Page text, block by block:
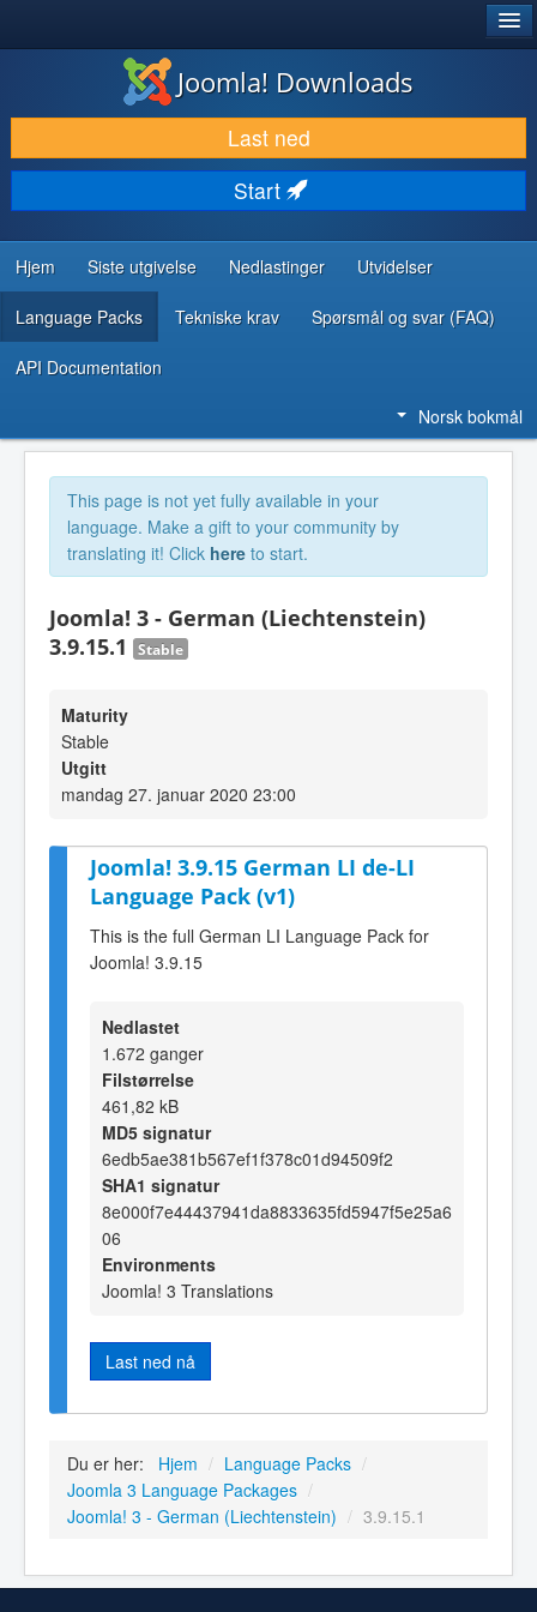
LAST NED & UTVID
OPPDAG & LÆR
SAMFUNN & BRUKERSTØTTE
UTVIKLINGSRESSURSER
Joomla! Downloads
Last ned
Start
Hjem Siste utgivelse Nedlastinger Utvidelser
Language Packs Tekniske krav Spørsmål og svar (FAQ)
API Documentation
Norsk bokmål
This page is not yet fully available in your
language. Make a gift to your community by
translating it! Click here to start.
Joomla! 3 - German (Liechtenstein)
3.9.15.1
Stable
Maturity
Stable
Utgitt
mandag 27. januar 2020 23:00
Joomla! 3.9.15 German LI de-LI
Language Pack (v1)
This is the full German LI Language Pack for
Joomla! 3.9.15
Nedlastet
1.672 ganger
Filstørrelse
461,82 kB
MD5 signatur
6edb5ae381b567ef1f378c01d94509f2
SHA1 signatur
8e000f7e44437941da8833635fd5947f5e25a6
06
Environments
Joomla! 3 Translations
Last ned nå
Du er her: Hjem / Language Packs /
Joomla 3 Language Packages /
Joomla! 3 - German (Liechtenstein) / 3.9.15.1